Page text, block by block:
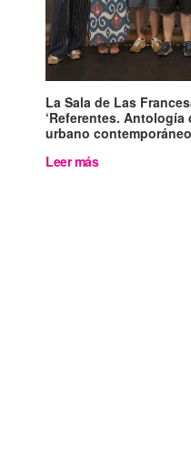
La Sala de Las
‘Referentes. Antología
urbano contemporáneo
Leer más